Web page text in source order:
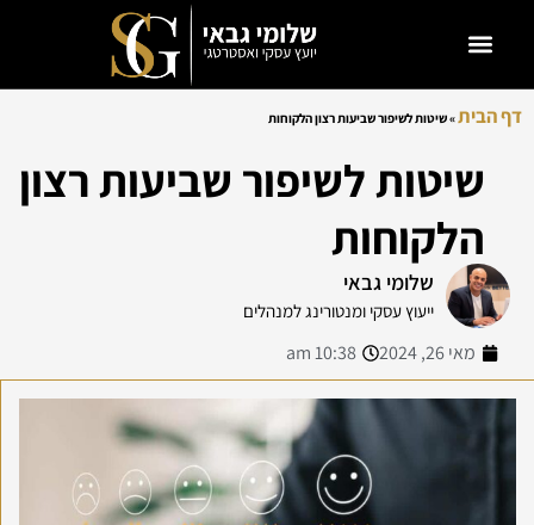
דף הבית»שיטות לשיפור שביעות רצון הלקוחות
שיטות לשיפור שביעות רצון
הלקוחות
שלומי גבאי
ייעוץ עסקי ומנטורינג למנהלים
מאי 26, 2024 10:38 am